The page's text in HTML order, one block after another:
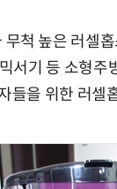
척 높은 러셀
서기 등 소형주
들을 위한 러셀